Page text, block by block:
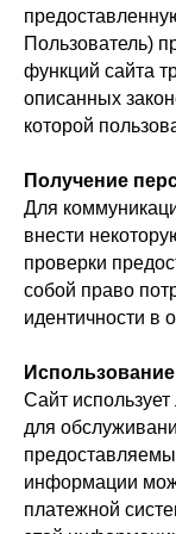
Пользователь)
функций сайта
описанных
которой
Получение
Для
внести
проверки
собой право
идентичности в
Сайт
для
информации
платежной